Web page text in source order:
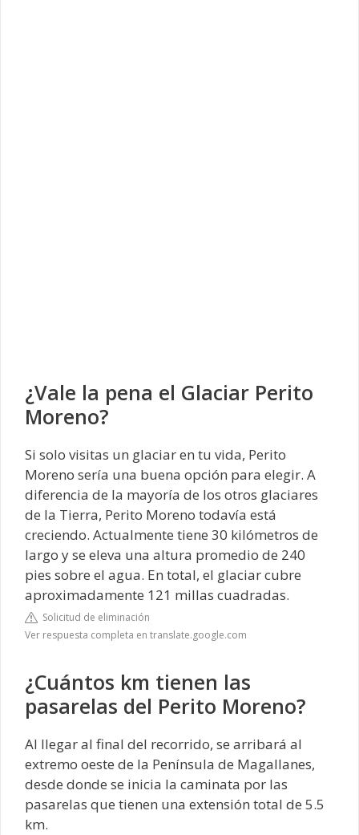
¿Vale la pena el Glaciar Perito
Moreno?
Si solo visitas un glaciar en tu vida, Perito
Moreno sería una buena opción para elegir. A
diferencia de la mayoría de los otros glaciares
de la Tierra, Perito Moreno todavía está
creciendo. Actualmente tiene 30 kilómetros de
largo y se eleva una altura promedio de 240
pies sobre el agua. En total, el glaciar cubre
aproximadamente 121 millas cuadradas.
Solicitud de eliminación
Ver respuesta completa en translate.google.com
¿Cuántos km tienen las
pasarelas del Perito Moreno?
Al llegar al final del recorrido, se arribará al
extremo oeste de la Península de Magallanes,
desde donde se inicia la caminata por las
pasarelas que tienen una extensión total de 5.5
km.